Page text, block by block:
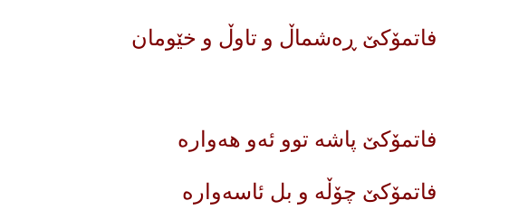
فاتمۆکێ ڕەشماڵ و تاوڵ و خێومان
فاتمۆکێ پاشە توو ئەو هەوارە
فاتمۆکێ چۆڵە و بل ئاسەوارە